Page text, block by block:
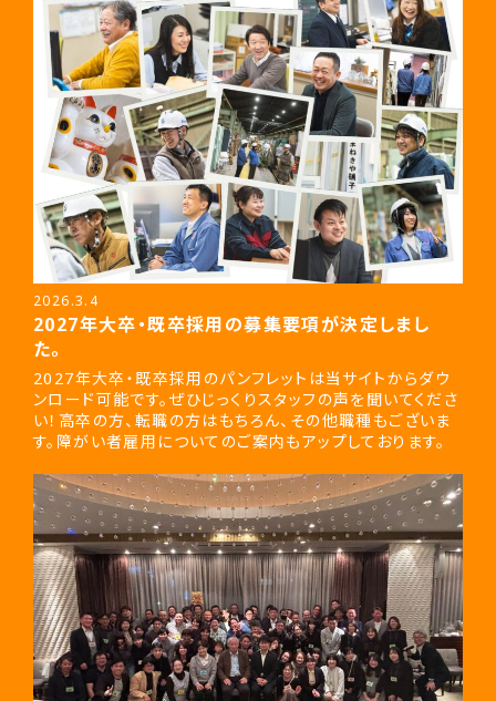
2026.3.4
2027年大卒・既卒採用の募集要項が決定しまし
た。
2027年大卒・既卒採用のパンフレットは当サイトからダウ
ンロード可能です。ぜひじっくりスタッフの声を聞いてくださ
い！高卒の方、転職の方はもちろん、その他職種もございま
す。障がい者雇用についてのご案内もアップしております。